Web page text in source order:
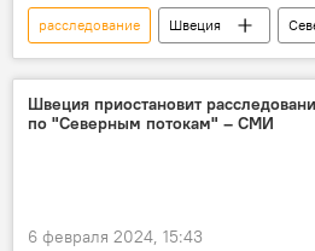
расследование Швеция
прокуратура
Швеция приостановит
по "Северным потокам" – СМИ
6 февраля 2024, 15:43